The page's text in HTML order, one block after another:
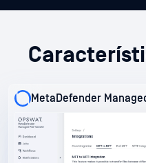
MetaDefender
MetaDefender
MetaDefender